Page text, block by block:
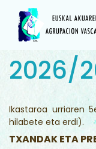
2026/
Ikastaroa urriaren
hilabete eta erdi).
TXANDAK ETA